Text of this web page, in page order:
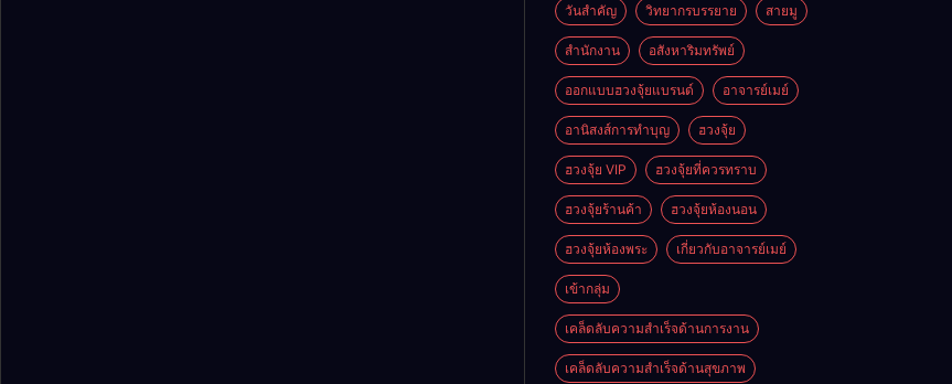
วันสำคัญ วิทยากรบรรยาย สายมู
สำนักงาน อสังหาริมทรัพย์
ออกแบบฮวงจุ้ยแบรนด์ อาจารย์เมย์
อานิสงส์การทำบุญ ฮวงจุ้ย
ฮวงจุ้ย VIP ฮวงจุ้ยที่ควรทราบ
ฮวงจุ้ยร้านค้า ฮวงจุ้ยห้องนอน
ฮวงจุ้ยห้องพระ เกี่ยวกับอาจารย์เมย์
เข้ากลุ่ม
เคล็ดลับความสำเร็จด้านการงาน
เคล็ดลับความสำเร็จด้านสุขภาพ